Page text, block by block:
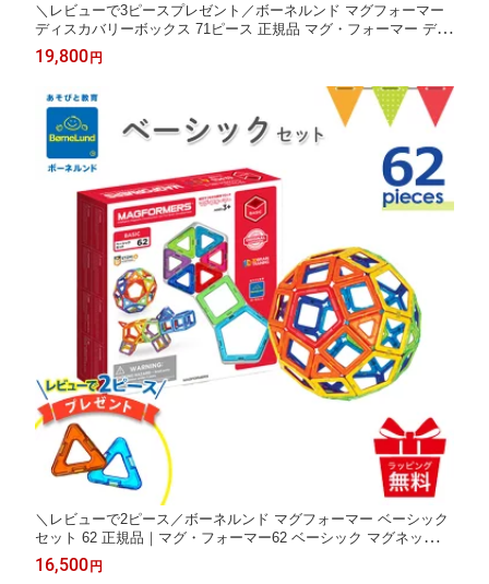
＼レビューで3ピースプレゼント／ボーネルンド マグフォーマー
ディスカバリーボックス 71ピース 正規品 マグ・フォーマー ディ
スカバリーBOX マグネット おもちゃ ブロック 磁石 パズル 知育
玩具 お誕生祝 ギフト クリスマス
19,800円
＼レビューで2ピース／ボーネルンド マグフォーマー ベーシック
セット 62 正規品｜マグ・フォーマー62 ベーシック マグネット
マグネットおもちゃ ブロック 磁石 パズル 知育玩具 誕生祝 出産
祝 ギフト 贈り物
16,500円